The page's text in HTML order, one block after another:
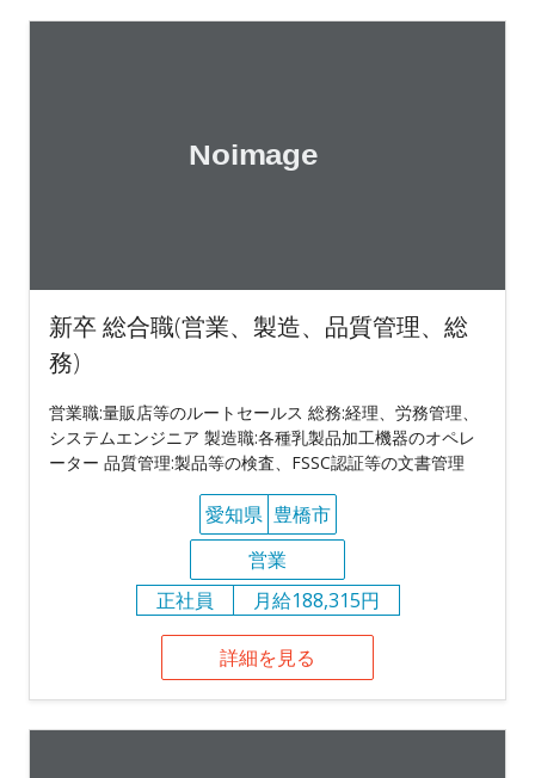
新卒 総合職(営業、製造、品質管理、総
務)
営業職:量販店等のルートセールス 総務:経理、労務管理、
システムエンジニア 製造職:各種乳製品加工機器のオペレ
ーター 品質管理:製品等の検査、FSSC認証等の文書管理
愛知県 豊橋市
営業
正社員
月給188,315円
詳細を見る